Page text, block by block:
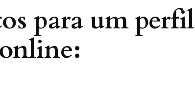
para um perfil